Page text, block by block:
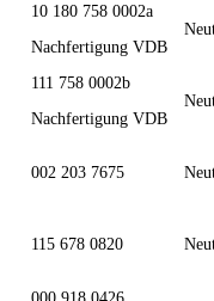
10 180 758 0002a
Nachfertigung VDB
111 758 0002b
Nachfertigung VDB
002 203 7675
115 678 0820